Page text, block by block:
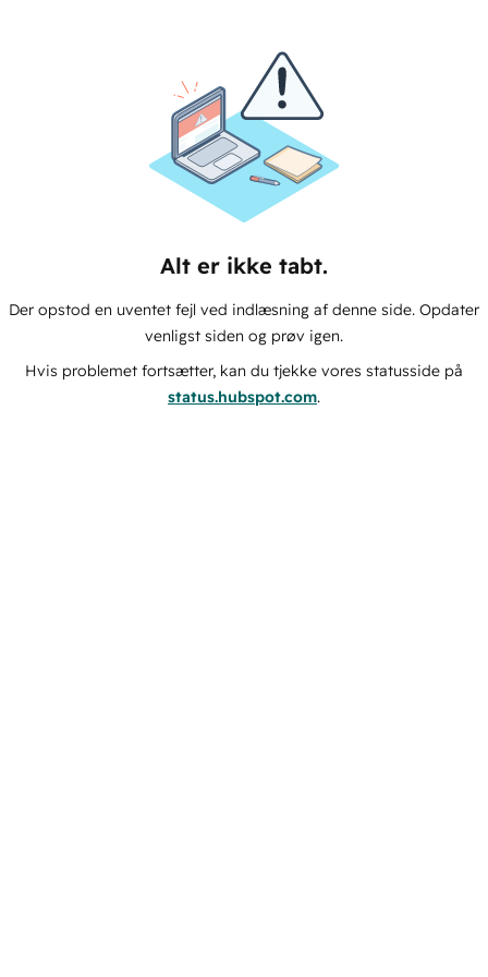
Alt er ikke tabt.
Der opstod en uventet fejl ved indlæsning af denne side. Opdater
venligst siden og prøv igen.
Hvis problemet fortsætter, kan du tjekke vores statusside på
status.hubspot.com.